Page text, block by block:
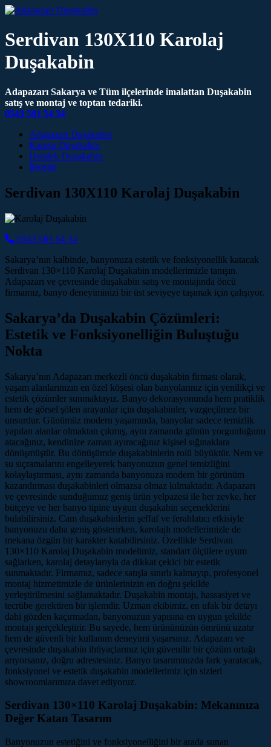
Serdivan 130X110 Karolaj
Duşakabin
Adapazarı Sakarya ve Tüm ilçelerinde imalattan Duşakabin
satış ve montaj ve toptan tedariki.
0543 501 54 34
Main Navigation
Adapazarı Duşakabin
Karasu Duşakabin
Hendek Duşakabin
İletişim
Serdivan 130X110 Karolaj Duşakabin
0543 501 54 34
Sakarya’nın kalbinde, banyonuza estetik ve fonksiyonellik katacak
Serdivan 130×110 Karolaj Duşakabin modellerimizle tanışın.
Adapazarı ve çevresinde duşakabin satış ve montajında öncü
firmamız, banyo deneyiminizi bir üst seviyeye taşımak için çalışıyor.
Sakarya’da Duşakabin Çözümleri:
Estetik ve Fonksiyonelliğin Buluştuğu
Nokta
Sakarya’nın Adapazarı merkezli öncü duşakabin firması olarak,
yaşam alanlarınızın en özel köşesi olan banyolarınız için yenilikçi ve
estetik çözümler sunmaktayız. Banyo dekorasyonunda hem pratiklik
hem de görsel şölen arayanlar için duşakabinler, vazgeçilmez bir
unsurdur. Günümüz modern yaşamında, banyolar sadece temizlik
yapılan alanlar olmaktan çıkmış, aynı zamanda günün yorgunluğunu
atacağınız, kendinize zaman ayıracağınız kişisel sığınaklara
dönüşmüştür. Bu dönüşümde duşakabinlerin rolü büyüktür. Nem ve
su sıçramalarını engelleyerek banyonuzun genel temizliğini
kolaylaştırması, aynı zamanda banyonuza modern bir görünüm
kazandırması duşakabinleri olmazsa olmaz kılmaktadır. Adapazarı
ve çevresinde sunduğumuz geniş ürün yelpazesi ile her zevke, her
bütçeye ve her banyo tipine uygun duşakabin seçeneklerini
bulabilirsiniz. Cam duşakabinlerin şeffaf ve ferahlatıcı etkisiyle
banyonuzu daha geniş gösterirken, karolajlı modellerimizle de
mekana özgün bir karakter katabilirsiniz. Özellikle Serdivan
130×110 Karolaj Duşakabin modelimiz, standart ölçülere uyum
sağlarken, karolaj detaylarıyla da dikkat çekici bir estetik
sunmaktadır. Firmamız, sadece satışla sınırlı kalmayıp, profesyonel
montaj hizmetimizle de ürünlerinizin en doğru şekilde
yerleştirilmesini sağlamaktadır. Duşakabin montajı, hassasiyet ve
tecrübe gerektiren bir işlemdir. Uzman ekibimiz, en ufak bir detayı
dahi gözden kaçırmadan, banyonuzun yapısına en uygun şekilde
montajı gerçekleştirir. Bu sayede, hem ürününüzün ömrünü uzatır
hem de güvenli bir kullanım deneyimi yaşarsınız. Adapazarı ve
çevresinde duşakabin ihtiyaçlarınız için güvenilir bir çözüm ortağı
arıyorsanız, doğru adrestesiniz. Banyo tasarımınızda fark yaratacak,
fonksiyonel ve estetik duşakabin modellerimiz için sizleri
showroomlarımıza davet ediyoruz.
Serdivan 130×110 Karolaj Duşakabin: Mekanınıza
Değer Katan Tasarım
Banyonuzun estetiğini ve fonksiyonelliğini bir arada sunan